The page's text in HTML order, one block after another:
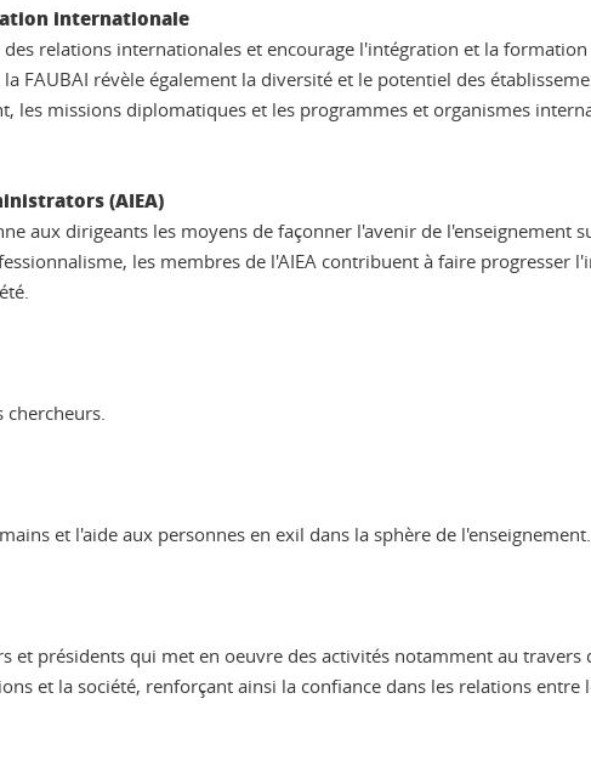
internationale
relations internationales et encourage l'intégration et la
FAUBAI révèle également la diversité et le potentiel des
les missions diplomatiques et les programmes et organismes
(AIEA)
aux dirigeants les moyens de façonner l'avenir de l'enseignement
les membres de l'AIEA contribuent à faire progresser
et l'aide aux personnes en exil dans la sphère de l'enseignement.
et présidents qui met en oeuvre des activités notamment au
et la société, renforçant ainsi la confiance dans les relations